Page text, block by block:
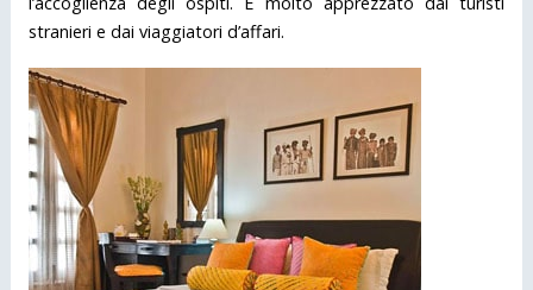
stranieri e dai viaggiatori d’affari.